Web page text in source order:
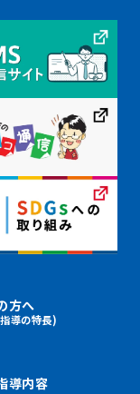
方へ
導の特長)
導内容